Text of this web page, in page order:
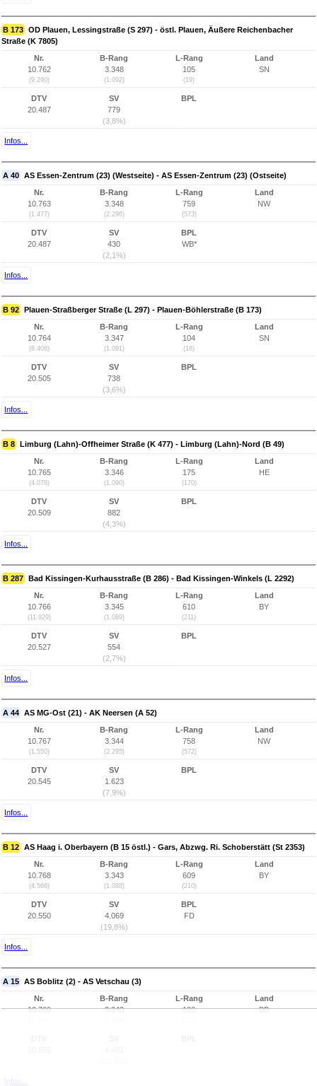
B 173 OD Plauen, Lessingstraße (S 297) - östl. Plauen, Äußere Reichenbacher
Straße (K 7805)
Nr.
10.762
(9.290)
B-Rang
3.348
(1.092)
L-Rang
105
(19)
Land
SN
DTV
20.487
SV
779
(3,8%)
BPL
Infos...
A 40 AS Essen-Zentrum (23) (Westseite) - AS Essen-Zentrum (23) (Ostseite)
Nr.
10.763
(1.477)
B-Rang
3.348
(2.296)
L-Rang
759
(573)
Land
NW
DTV
20.487
SV
430
(2,1%)
BPL
WB*
Infos...
B 92 Plauen-Straßberger Straße (L 297) - Plauen-Böhlerstraße (B 173)
Nr.
10.764
(8.408)
B-Rang
3.347
(1.091)
L-Rang
104
(18)
Land
SN
DTV
20.505
SV
738
(3,6%)
BPL
Infos...
B 8 Limburg (Lahn)-Offheimer Straße (K 477) - Limburg (Lahn)-Nord (B 49)
Nr.
10.765
(4.078)
B-Rang
3.346
(1.090)
L-Rang
175
(170)
Land
HE
DTV
20.509
SV
882
(4,3%)
BPL
Infos...
B 287 Bad Kissingen-Kurhausstraße (B 286) - Bad Kissingen-Winkels (L 2292)
Nr.
10.766
(11.929)
B-Rang
3.345
(1.089)
L-Rang
610
(211)
Land
BY
DTV
20.527
SV
554
(2,7%)
BPL
Infos...
A 44 AS MG-Ost (21) - AK Neersen (A 52)
Nr.
10.767
(1.550)
B-Rang
3.344
(2.295)
L-Rang
758
(572)
Land
NW
DTV
20.545
SV
1.623
(7,9%)
BPL
Infos...
B 12 AS Haag i. Oberbayern (B 15 östl.) - Gars, Abzwg. Ri. Schoberstätt (St 2353)
Nr.
10.768
(4.566)
B-Rang
3.343
(1.088)
L-Rang
609
(210)
Land
BY
DTV
20.550
SV
4.069
(19,8%)
BPL
FD
Infos...
A 15 AS Boblitz (2) - AS Vetschau (3)
Nr.
10.769
B-Rang
3.342
L-Rang
120
Land
BB
Infos...